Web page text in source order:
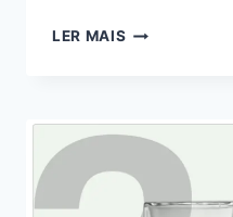
LER MAIS DOLCE
PLUS
AINDA
PENA?